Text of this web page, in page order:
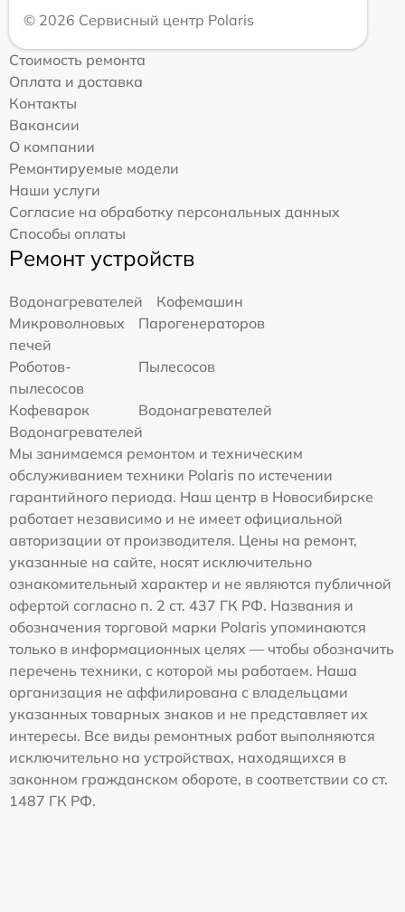
© 2026 Сервисный центр Polaris
Стоимость ремонта
Оплата и доставка
Контакты
Вакансии
О компании
Ремонтируемые модели
Наши услуги
Согласие на обработку персональных данных
Способы оплаты
Ремонт устройств
Водонагревателей
Кофемашин
Микроволновых
печей
Парогенераторов
Роботов-
пылесосов
Пылесосов
Кофеварок
Водонагревателей
Водонагревателей
Мы занимаемся ремонтом и техническим
обслуживанием техники Polaris по истечении
гарантийного периода. Наш центр в Новосибирске
работает независимо и не имеет официальной
авторизации от производителя. Цены на ремонт,
указанные на сайте, носят исключительно
ознакомительный характер и не являются публичной
офертой согласно п. 2 ст. 437 ГК РФ. Названия и
обозначения торговой марки Polaris упоминаются
только в информационных целях — чтобы обозначить
перечень техники, с которой мы работаем. Наша
организация не аффилирована с владельцами
указанных товарных знаков и не представляет их
интересы. Все виды ремонтных работ выполняются
исключительно на устройствах, находящихся в
законном гражданском обороте, в соответствии со ст.
1487 ГК РФ.